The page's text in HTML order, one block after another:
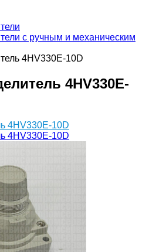
с ручным и механическим
4HV330E-10D
4HV330E-